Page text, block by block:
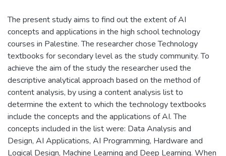
The present study aims to find out the extent of AI
concepts and applications in the high school technology
courses in Palestine. The researcher chose Technology
textbooks for secondary level as the study community. To
achieve the aim of the study the researcher used the
descriptive analytical approach based on the method of
content analysis, by using a content analysis list to
determine the extent to which the technology textbooks
include the concepts and the applications of AI. The
concepts included in the list were: Data Analysis and
Design, AI Applications, AI Programming, Hardware and
Logical Design, Machine Learning and Deep Learning. When